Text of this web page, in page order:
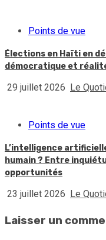
Points de vue
Élections en Haïti en
démocratique et
29 juillet 2026 Le
Points de vue
L’intelligence
humain ? Entre
opportunités
23 juillet 2026 Le
Laisser un